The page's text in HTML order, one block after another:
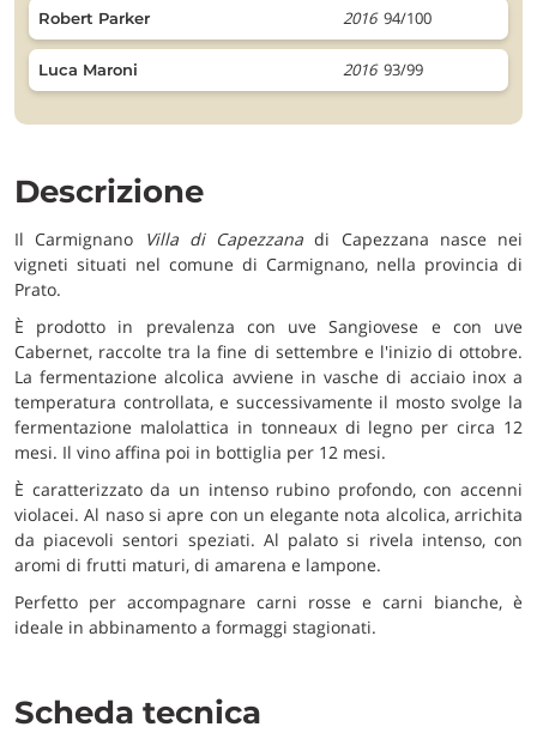
Robert Parker 2016 94/100
Luca Maroni 2016 93/99
Descrizione
Il Carmignano Villa di Capezzana di Capezzana nasce nei
vigneti situati nel comune di Carmignano, nella provincia di
Prato.
È prodotto in prevalenza con uve Sangiovese e con uve
Cabernet, raccolte tra la fine di settembre e l'inizio di ottobre.
La fermentazione alcolica avviene in vasche di acciaio inox a
temperatura controllata, e successivamente il mosto svolge la
fermentazione malolattica in tonneaux di legno per circa 12
mesi. Il vino affina poi in bottiglia per 12 mesi.
È caratterizzato da un intenso rubino profondo, con accenni
violacei. Al naso si apre con un elegante nota alcolica, arrichita
da piacevoli sentori speziati. Al palato si rivela intenso, con
aromi di frutti maturi, di amarena e lampone.
Perfetto per accompagnare carni rosse e carni bianche, è
ideale in abbinamento a formaggi stagionati.
Scheda tecnica